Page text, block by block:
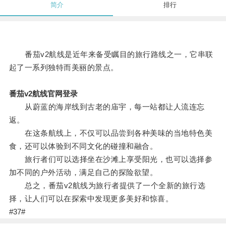
简介 排行
番茄v2航线是近年来备受瞩目的旅行路线之一，它串联
起了一系列独特而美丽的景点。
番茄v2航线官网登录
从蔚蓝的海岸线到古老的庙宇，每一站都让人流连忘
返。
在这条航线上，不仅可以品尝到各种美味的当地特色美
食，还可以体验到不同文化的碰撞和融合。
旅行者们可以选择坐在沙滩上享受阳光，也可以选择参
加不同的户外活动，满足自己的探险欲望。
总之，番茄v2航线为旅行者提供了一个全新的旅行选
择，让人们可以在探索中发现更多美好和惊喜。
#37#